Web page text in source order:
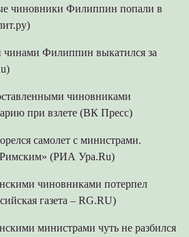
чиновники Филиппин попали в
Филиппин выкатился за
чиновниками
при взлете (ВК Пресс)
самолет с министрами.
(РИА Ура.Ru)
чиновниками потерпел
газета – RG.RU)
министрами чуть не разбился